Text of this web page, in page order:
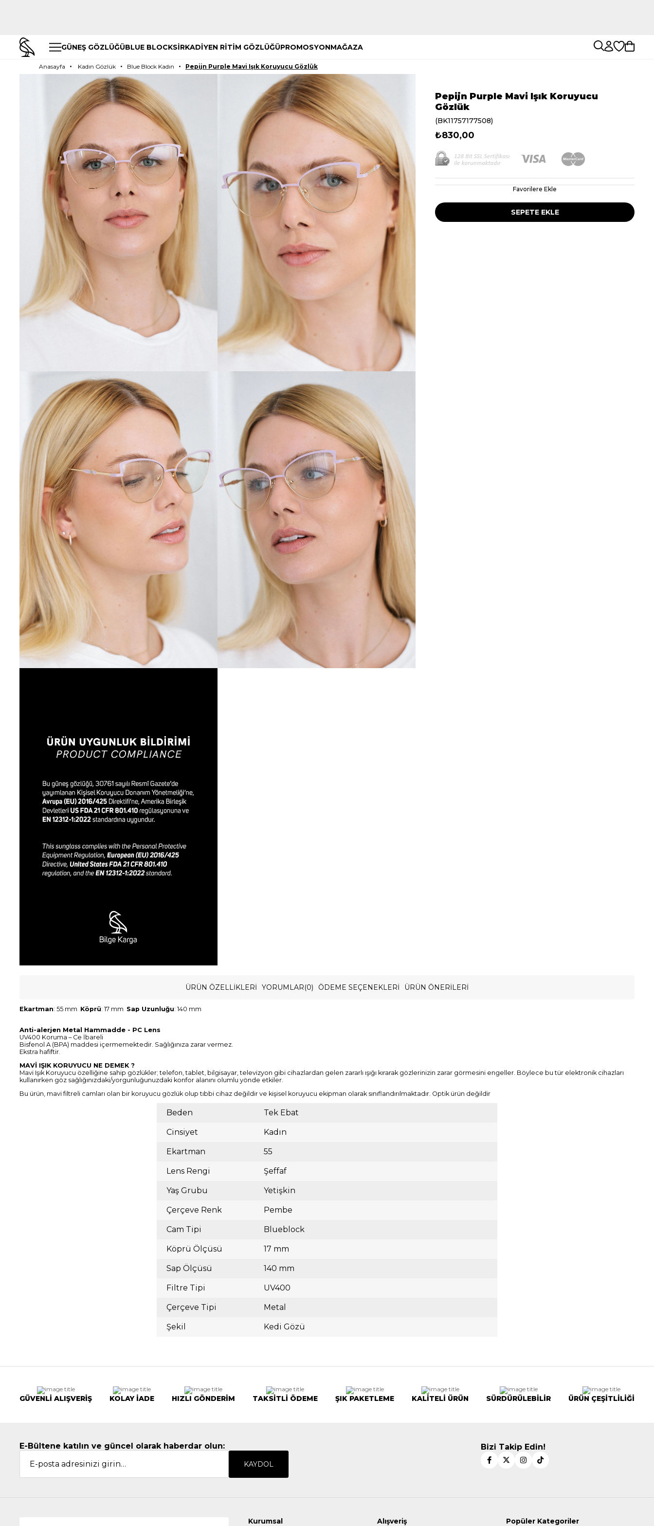
GÜNEŞ GÖZLÜĞÜBLUE BLOCKSİRKADİYEN RİTİM GÖZLÜĞÜPROMOSYONMAĞAZA
Anasayfa Kadın Gözlük Blue Block Kadın Pepijn Purple Mavi Işık Koruyucu Gözlük
Pepijn Purple Mavi Işık Koruyucu
Gözlük
(BK11757177508)
₺830,00
Favorilere Ekle
ÜRÜN ÖZELLIKLERI YORUMLAR(0) ÖDEME SEÇENEKLERI ÜRÜN ÖNERILERI
Ekartman: 55 mm Köprü: 17 mm Sap Uzunluğu: 140 mm
Anti-alerjen Metal Hammadde - PC Lens
UV400 Koruma – Ce İbareli
Bisfenol A (BPA) maddesi içermemektedir. Sağlığınıza zarar vermez.
Ekstra hafiftir.
MAVİ IŞIK KORUYUCU NE DEMEK ?
Mavi Işık Koruyucu özelliğine sahip gözlükler; telefon, tablet, bilgisayar, televizyon gibi cihazlardan gelen zararlı ışığı kırarak gözlerinizin zarar görmesini engeller. Böylece bu tür elektronik cihazları
kullanırken göz sağlığınızdaki/yorgunluğunuzdaki konfor alanını olumlu yönde etkiler.
Bu ürün, mavi filtreli camları olan bir koruyucu gözlük olup tıbbi cihaz değildir ve kişisel koruyucu ekipman olarak sınıflandırılmaktadır. Optik ürün değildir
Beden Tek Ebat
Cinsiyet Kadın
Ekartman 55
Lens Rengi Şeffaf
Yaş Grubu Yetişkin
Çerçeve Renk Pembe
Cam Tipi Blueblock
Köprü Ölçüsü 17 mm
Sap Ölçüsü 140 mm
Filtre Tipi UV400
Çerçeve Tipi Metal
Şekil Kedi Gözü
GÜVENLİ ALIŞVERİŞ KOLAY İADE HIZLI GÖNDERİM TAKSİTLİ ÖDEME ŞIK PAKETLEME KALİTELİ ÜRÜN SÜRDÜRÜLEBİLİR ÜRÜN ÇEŞİTLİLİĞİ
E-Bültene katılın ve güncel olarak haberdar olun:
KAYDOL
Bizi Takip Edin!
Kurumsal Alışveriş Popüler Kategoriler